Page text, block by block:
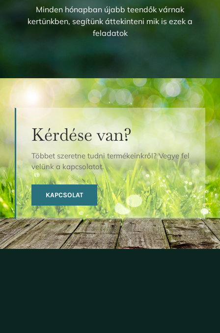
Minden hónapban újabb teendők várnak
kertünkben, segítünk áttekinteni mik is ezek a
feladatok
Kérdése van?
Többet szeretne tudni termékeinkről? Vegye fel
velünk a kapcsolatot.
KAPCSOLAT